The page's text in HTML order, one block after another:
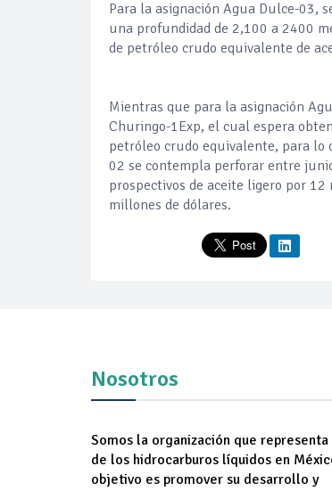
Para la asignación Agua Dulce-03,
una profundidad de 2,100 a 2400
de petróleo crudo equivalente de
Mientras que para la asignación
Churingo-1Exp, el cual espera
petróleo crudo equivalente, para
02 se contempla perforar entre
prospectivos de aceite ligero por
millones de dólares.
Nosotros
Somos la organización que
de los hidrocarburos líquidos en
objetivo es promover su desarrollo y